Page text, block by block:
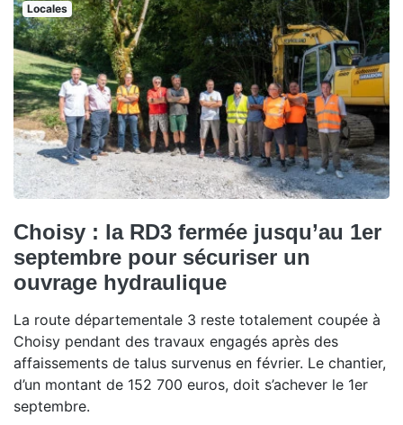
Locales
Choisy : la RD3 fermée jusqu’au 1er
septembre pour sécuriser un
ouvrage hydraulique
La route départementale 3 reste totalement coupée à
Choisy pendant des travaux engagés après des
affaissements de talus survenus en février. Le chantier,
d’un montant de 152 700 euros, doit s’achever le 1er
septembre.